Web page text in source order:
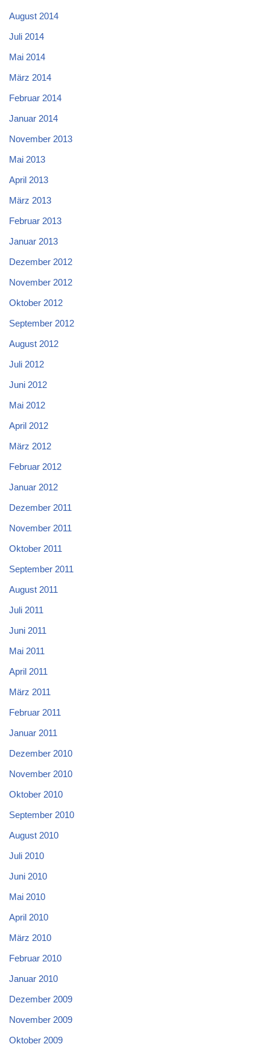
August 2014
Juli 2014
Mai 2014
März 2014
Februar 2014
Januar 2014
November 2013
Mai 2013
April 2013
März 2013
Februar 2013
Januar 2013
Dezember 2012
November 2012
Oktober 2012
September 2012
August 2012
Juli 2012
Juni 2012
Mai 2012
April 2012
März 2012
Februar 2012
Januar 2012
Dezember 2011
November 2011
Oktober 2011
September 2011
August 2011
Juli 2011
Juni 2011
Mai 2011
April 2011
März 2011
Februar 2011
Januar 2011
Dezember 2010
November 2010
Oktober 2010
September 2010
August 2010
Juli 2010
Juni 2010
Mai 2010
April 2010
März 2010
Februar 2010
Januar 2010
Dezember 2009
November 2009
Oktober 2009